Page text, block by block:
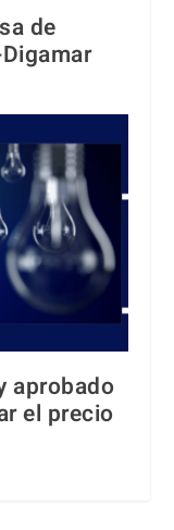
de
aprobado
el precio